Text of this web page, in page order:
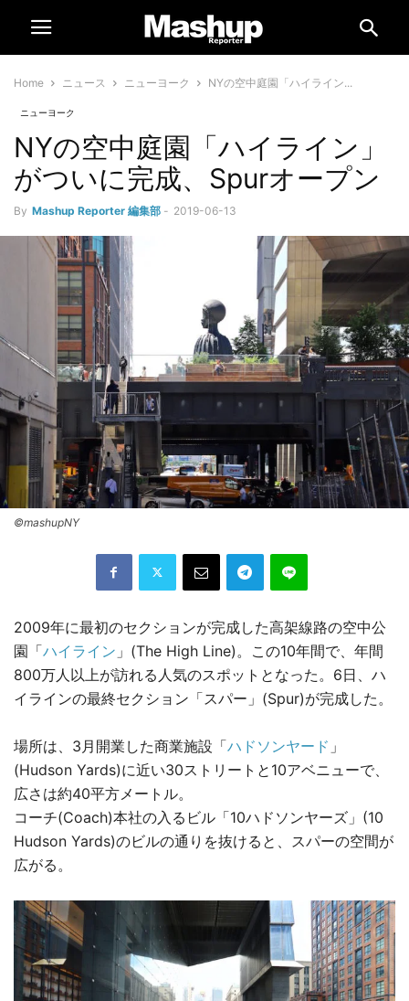
Home ニュース ニューヨーク NYの空中庭園「ハイライン...
ニューヨーク
NYの空中庭園「ハイライン」
がついに完成、Spurオープン
By Mashup Reporter 編集部 - 2019-06-13
©mashupNY
2009年に最初のセクションが完成した高架線路の空中公
園「ハイライン 」(The High Line)。この10年間で、年間
800万人以上が訪れる人気のスポットとなった。6日、ハ
イラインの最終セクション「スパー」(Spur)が完成した。
場所は、3月開業した商業施設「ハドソンヤード 」
(Hudson Yards)に近い30ストリートと10アベニューで、
広さは約40平方メートル。
コーチ(Coach)本社の入るビル「10ハドソンヤーズ」(10
Hudson Yards)のビルの通りを抜けると、スパーの空間が
広がる。